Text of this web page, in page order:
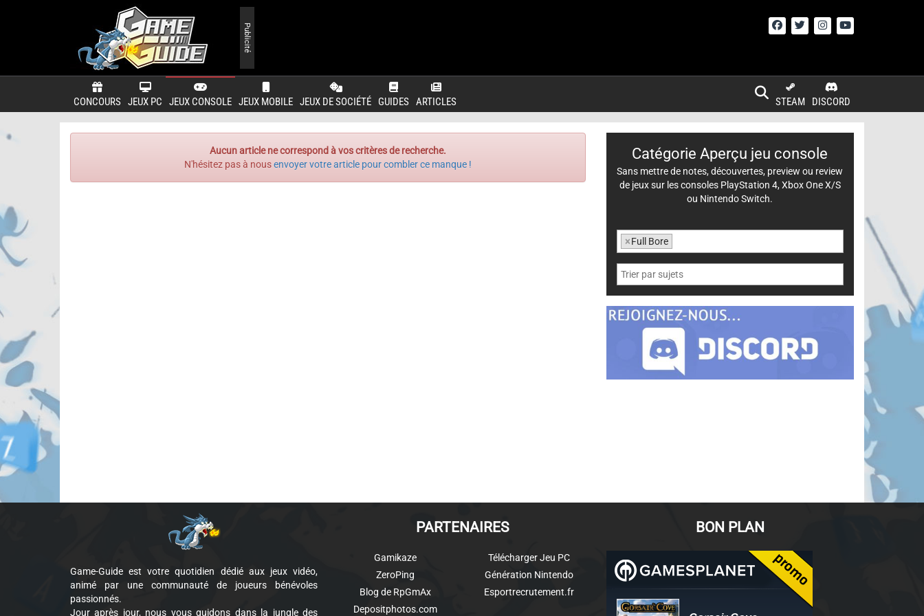
CONCOURS JEUX PC JEUX CONSOLE JEUX MOBILE JEUX DE SOCIÉTÉ GUIDES ARTICLES DISCORD
STEAM
Publicité
Aucun article ne correspond à vos critères de recherche.
N'hésitez pas à nousenvoyer votre article pour combler ce manque !
Catégorie Aperçu jeu console
Sans mettre de notes, découvertes, preview ou review
de jeux sur les consoles PlayStation 4, Xbox One X/S
ou Nintendo Switch.
×Full Bore
Game-Guide est votre quotidien dédié aux jeux vidéo,
animé par une communauté de joueurs bénévoles
passionnés.
Jour après jour, nous vous guidons dans la jungle des
PARTENAIRES
Gamikaze
ZeroPing
Blog de RpGmAx
Depositphotos.com
Télécharger Jeu PC
Génération Nintendo
Esportrecrutement.fr
BON PLAN